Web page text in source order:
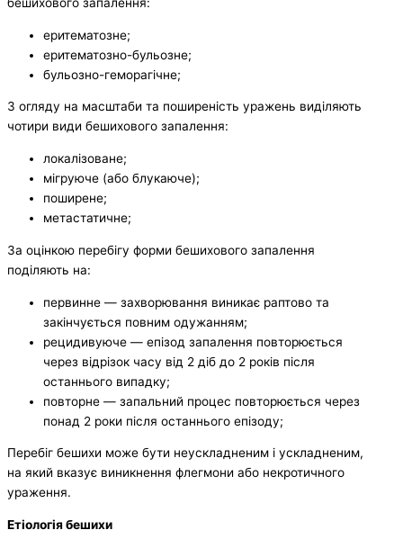
еритематозне;
еритематозно-бульозне;
бульозно-геморагічне;
З огляду на масштаби та поширеність уражень виділяють
чотири види бешихового запалення:
локалізоване;
мігруюче (або блукаюче);
поширене;
метастатичне;
За оцінкою перебігу форми бешихового запалення
поділяють на:
первинне — захворювання виникає раптово та
закінчується повним одужанням;
рецидивуюче — епізод запалення повторюється
через відрізок часу від 2 діб до 2 років після
останнього випадку;
повторне — запальний процес повторюється через
понад 2 роки після останнього епізоду;
Перебіг бешихи може бути неускладненим і ускладненим,
на який вказує виникнення флегмони або некротичного
ураження.
Етіологія бешихи